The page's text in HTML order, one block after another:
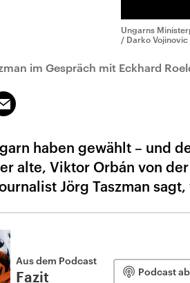
Ungarns
/ Darko Vojinovic
im Gespräch mit Eckhard
teilen
haben gewählt – und
alte, Viktor Orbán von
Jörg Taszman
Aus dem Podcast
Fazit Podcast